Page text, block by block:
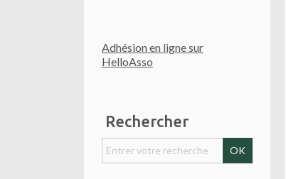
Adhésion en ligne sur
HelloAsso
Rechercher